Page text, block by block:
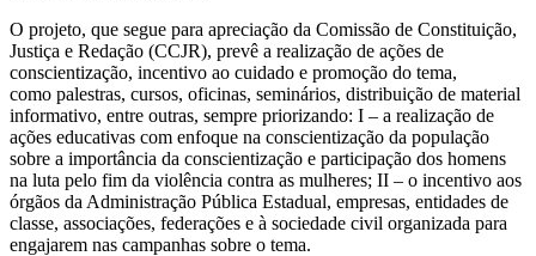
O projeto, que segue para apreciação da Comissão de Constituição,
Justiça e Redação (CCJR), prevê a realização de ações de
conscientização, incentivo ao cuidado e promoção do tema,
como palestras, cursos, oficinas, seminários, distribuição de material
informativo, entre outras, sempre priorizando: I – a realização de
ações educativas com enfoque na conscientização da população
sobre a importância da conscientização e participação dos homens
na luta pelo fim da violência contra as mulheres; II – o incentivo aos
órgãos da Administração Pública Estadual, empresas, entidades de
classe, associações, federações e à sociedade civil organizada para
engajarem nas campanhas sobre o tema.